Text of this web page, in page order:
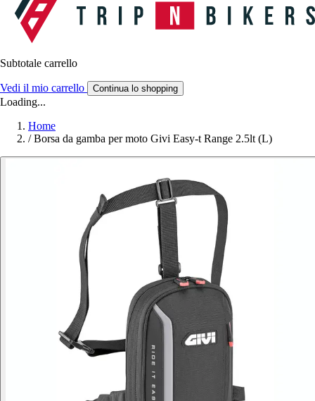
Subtotale carrello
Vedi il mio carrello Continua lo shopping
Loading...
Home
/ Borsa da gamba per moto Givi Easy-t Range 2.5lt (L)